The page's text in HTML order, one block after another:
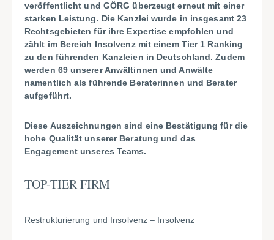
veröffentlicht und GÖRG überzeugt erneut mit einer
starken Leistung. Die Kanzlei wurde in insgesamt 23
Rechtsgebieten für ihre Expertise empfohlen und
zählt im Bereich Insolvenz mit einem Tier 1 Ranking
zu den führenden Kanzleien in Deutschland. Zudem
werden 69 unserer Anwältinnen und Anwälte
namentlich als führende Beraterinnen und Berater
aufgeführt.
Diese Auszeichnungen sind eine Bestätigung für die
hohe Qualität unserer Beratung und das
Engagement unseres Teams.
TOP-TIER FIRM
Restrukturierung und Insolvenz – Insolvenz